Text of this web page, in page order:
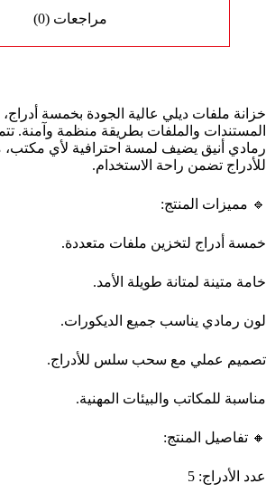
مراجعات (0)
خزانة ملفات ديلي عالية الجودة بخمسة
المستندات والملفات بطريقة منظمة وآمنة.
رمادي أنيق يضيف لمسة احترافية لأي
للأدراج تضمن راحة الاستخدام.
🔹 مميزات المنتج:
خمسة أدراج لتخزين ملفات متعددة.
خامة متينة لمتانة طويلة الأمد.
لون رمادي يناسب جميع الديكورات.
تصميم عملي مع سحب سلس للأدراج.
مناسبة للمكاتب والبيئات المهنية.
🔸 تفاصيل المنتج:
عدد الأدراج: 5